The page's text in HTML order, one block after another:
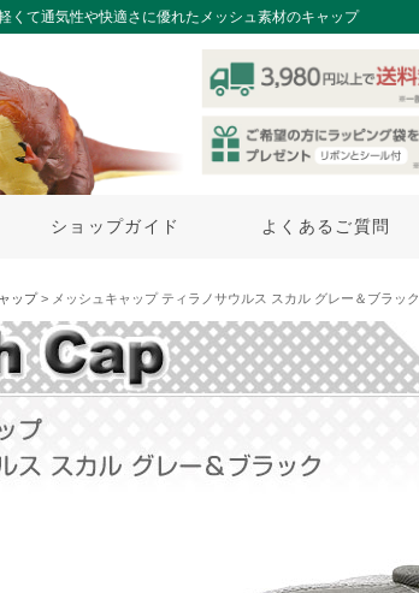
くて通気性や快適さに優れたメッシュ素材のキャップ
ショップガイド よくあるご質問
ップ> メッシュキャップ ティラノサウルス スカル グレー＆ブラック